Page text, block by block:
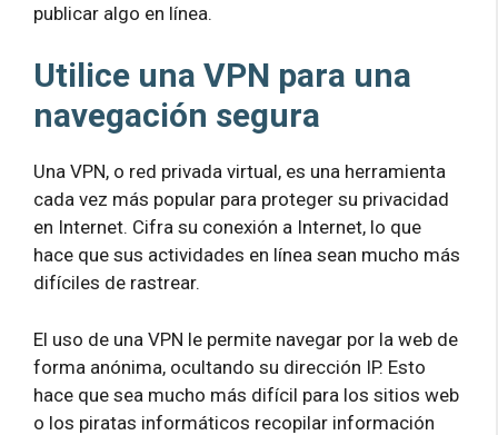
publicar algo en línea.
Utilice una VPN para una
navegación segura
Una VPN, o red privada virtual, es una herramienta
cada vez más popular para proteger su privacidad
en Internet. Cifra su conexión a Internet, lo que
hace que sus actividades en línea sean mucho más
difíciles de rastrear.
El uso de una VPN le permite navegar por la web de
forma anónima, ocultando su dirección IP. Esto
hace que sea mucho más difícil para los sitios web
o los piratas informáticos recopilar información